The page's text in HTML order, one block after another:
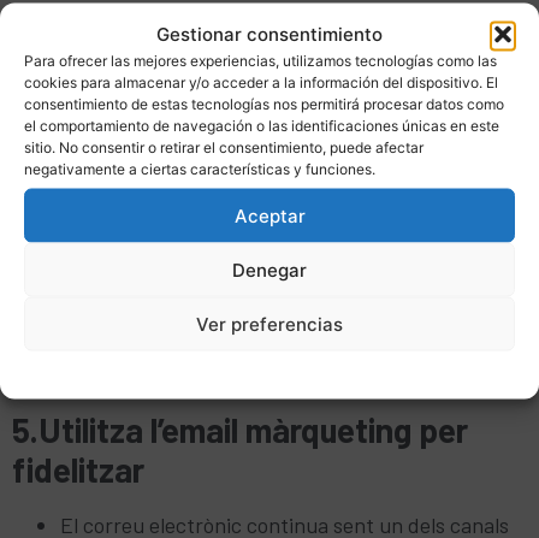
Gestionar consentimiento
Para ofrecer las mejores experiencias, utilizamos tecnologías como las
cookies para almacenar y/o acceder a la información del dispositivo. El
consentimiento de estas tecnologías nos permitirá procesar datos como
el comportamiento de navegación o las identificaciones únicas en este
sitio. No consentir o retirar el consentimiento, puede afectar
negativamente a ciertas características y funciones.
Aceptar
Denegar
Ver preferencias
corporatiu amb continguts tècnics, casos d’èxit i
solucions als problemes del teu client. Això
reforçarà el teu SEO i la teva autoritat al sector.
4.Genera leads amb campanyes
específiques
La publicitat digital (Google Ads, LinkedIn Ads)
decisió a les empreses de la teva comunitat o a
nivell estatal. Combinar aquestes campanyes amb
5.Utilitza l’email màrqueting per
fidelitzar
El correu electrònic continua sent un dels canals